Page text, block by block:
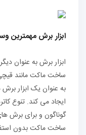
ابزار برش مهمترین
ابزار برش به عنوان دیگر
ساخت ماکت مانند قیچی
به عنوان یک ابزار
ایجاد می‌ کند. تنوع
گوناگون و برای برش‌
ساخت ماکت بدون